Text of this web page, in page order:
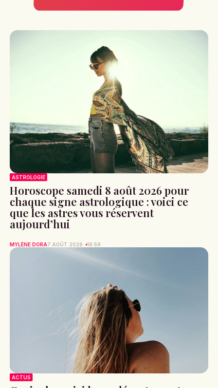
ASTROLOGIE
Horoscope samedi 8 août 2026 pour
chaque signe astrologique : voici ce
que les astres vous réservent
aujourd’hui
MYLÈNE DORA7 AOÛT 2026 19:59
ACTUS